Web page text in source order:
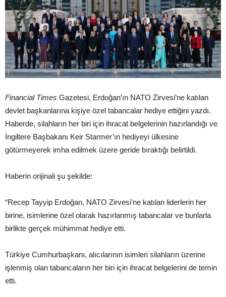
Financial Times Gazetesi, Erdoğan’ın NATO Zirvesi’ne katılan
devlet başkanlarına kişiye özel tabancalar hediye ettiğini yazdı.
Haberde, silahların her biri için ihracat belgelerinin hazırlandığı ve
İngiltere Başbakanı Keir Starmer’ın hediyeyi ülkesine
götürmeyerek imha edilmek üzere geride bıraktığı belirtildi.
Haberin orijinali şu şekilde:
“Recep Tayyip Erdoğan, NATO Zirvesi’ne katılan liderlerin her
birine, isimlerine özel olarak hazırlanmış tabancalar ve bunlarla
birlikte gerçek mühimmat hediye etti.
Türkiye Cumhurbaşkanı, alıcılarının isimleri silahların üzerine
işlenmiş olan tabancaların her biri için ihracat belgelerini de temin
etti.